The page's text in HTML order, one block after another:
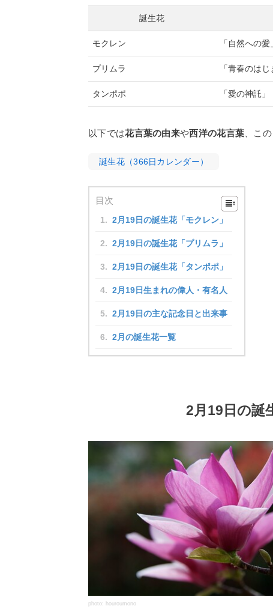
誕生花
モクレン 「自然への
プリムラ 「青春のは
タンポポ 「愛の神託
以下では花言葉の由来や西洋の花言葉 、こ
誕生花（366日カレンダー）
目次
2月19日の誕生花「モクレン」
2月19日の誕生花「プリムラ」
2月19日の誕生花「タンポポ」
2月19日生まれの偉人・有名人
2月19日の主な記念日と出来事
2月の誕生花一覧
2月19日の誕
photo: houroumono